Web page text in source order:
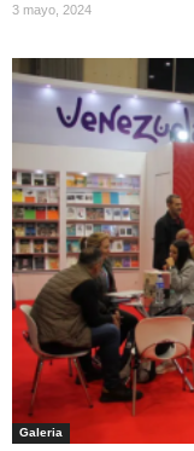
3 mayo, 2024
Galeria